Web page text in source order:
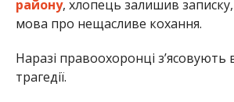
району, хлопець залишив
мова про нещасливе кохання.
Наразі правоохоронці з’ясовують
трагедії.